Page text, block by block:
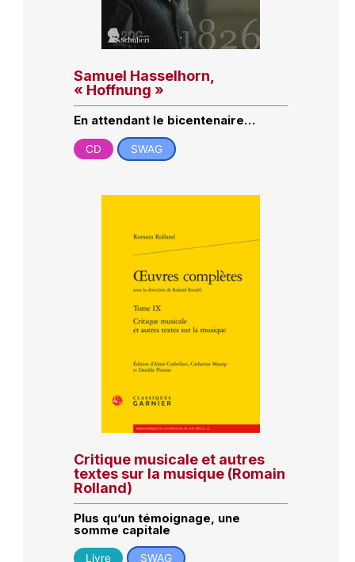
Samuel Hasselhorn,
« Hoffnung »
En attendant le bicentenaire…
CD SWAG
Critique musicale et autres
textes sur la musique (Romain
Rolland)
Plus qu’un témoignage, une
somme capitale
Livre SWAG